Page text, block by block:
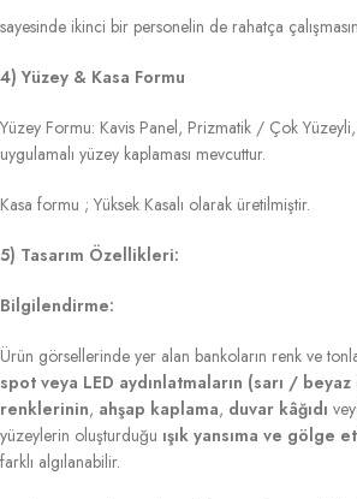
sayesinde ikinci bir personelin de rahatça
4) Yüzey & Kasa Formu
Yüzey Formu: Kavis Panel, Prizmatik / Çok Yüzeyli,
uygulamalı yüzey kaplaması mevcuttur.
Kasa formu ; Yüksek Kasalı olarak üretilmiştir.
5) Tasarım Özellikleri:
Bilgilendirme:
Ürün görsellerinde yer alan bankoların renk ve
spot veya LED aydınlatmaların (sarı / beyaz
renklerinin, ahşap kaplama, duvar kâğıdı
yüzeylerin oluşturduğu ışık yansıma ve gölge
farklı algılanabilir.